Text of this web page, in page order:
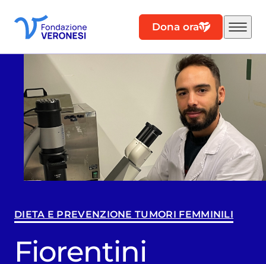
Dona ora
DIETA E PREVENZIONE TUMORI FEMMINILI
Fiorentini